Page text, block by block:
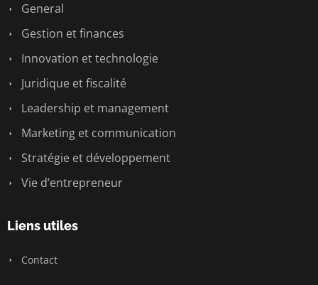
General
Gestion et finances
Innovation et technologie
Juridique et fiscalité
Leadership et management
Marketing et communication
Stratégie et développement
Vie d’entrepreneur
Liens utiles
Contact